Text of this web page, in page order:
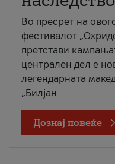
Во пресрет на
фестивалот
претстави
централен дел е
легендарната
„Билјан
Дознај повеќе